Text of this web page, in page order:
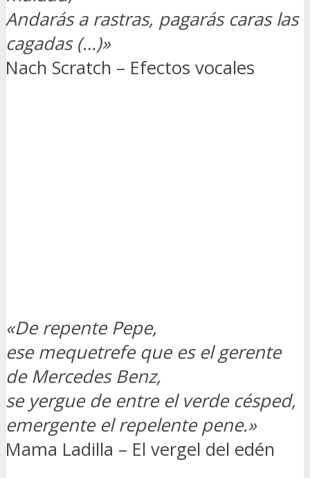
Andarás a rastras, pagarás caras las
cagadas (…)»
Nach Scratch – Efectos vocales
«De repente Pepe,
ese mequetrefe que es el gerente
de Mercedes Benz,
se yergue de entre el verde césped,
emergente el repelente pene.»
Mama Ladilla – El vergel del edén